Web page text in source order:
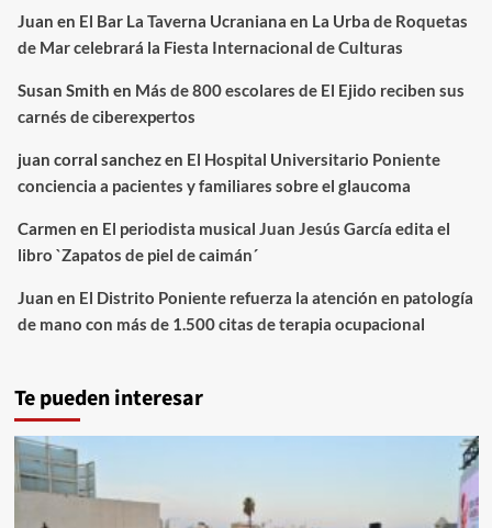
Juan en El Bar La Taverna Ucraniana en La Urba de Roquetas
de Mar celebrará la Fiesta Internacional de Culturas
Susan Smith en Más de 800 escolares de El Ejido reciben sus
carnés de ciberexpertos
juan corral sanchezen El Hospital Universitario Poniente
conciencia a pacientes y familiares sobre el glaucoma
Carmen en El periodista musical Juan Jesús García edita el
libro `Zapatos de piel de caimán´
Juan en El Distrito Poniente refuerza la atención en patología
de mano con más de 1.500 citas de terapia ocupacional
Te pueden interesar